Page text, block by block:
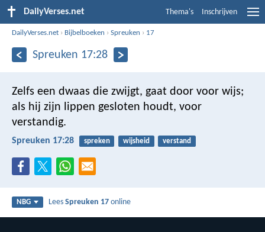
DailyVerses.net Thema's Inschrijven
DailyVerses.net › Bijbelboeken ›Spreuken › 17
Spreuken 17:28
Zelfs een dwaas die zwijgt, gaat door voor wijs;
als hij zijn lippen gesloten houdt, voor
verstandig.
Spreuken 17:28 spreken wijsheid verstand
NBG LeesSpreuken 17 online